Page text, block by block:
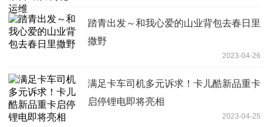
踏青出发～和我心爱的山业背包去春日里
撒野
2023-04-26
满足卡车司机多元诉求！卡儿酷新品重卡
启停锂电即将亮相
2023-04-25